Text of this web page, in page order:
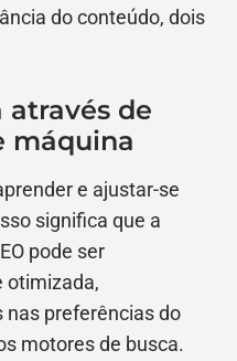
do conteúdo, dois
através de
máquina
e ajustar-se
significa que a
pode ser
otimizada,
nas preferências do
motores de busca.